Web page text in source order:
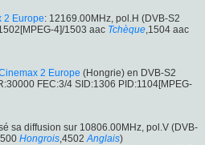
2 Europe: 12169.00MHz, pol.H (DVB-S2
4]/1503 aac Tchèque ,1504 aac
2 Europe (Hongrie) en DVB-S2
FEC:3/4 SID:1306 PID:1104[MPEG-
sa diffusion sur 10806.00MHz, pol.V (DVB-
Hongrois ,4502 Anglais)